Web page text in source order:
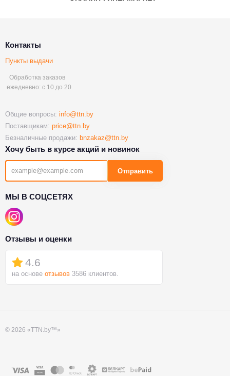
Контакты
Пункты выдачи
Обработка заказов
ежедневно: с 10 до 20
Общие вопросы: info@ttn.by
Поставщикам: price@ttn.by
Безналичные продажи: bnzakaz@ttn.by
Хочу быть в курсе акций и новинок
Отправить
МЫ В СОЦСЕТЯХ
Отзывы и оценки
4.6
на основе отзывов 3586 клиентов.
© 2026 «TTN.by™»